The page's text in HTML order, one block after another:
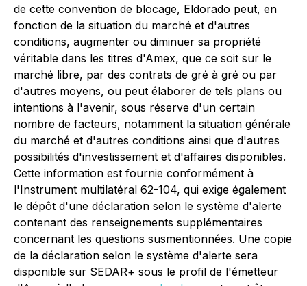
de cette convention de blocage, Eldorado peut, en
fonction de la situation du marché et d'autres
conditions, augmenter ou diminuer sa propriété
véritable dans les titres d'Amex, que ce soit sur le
marché libre, par des contrats de gré à gré ou par
d'autres moyens, ou peut élaborer de tels plans ou
intentions à l'avenir, sous réserve d'un certain
nombre de facteurs, notamment la situation générale
du marché et d'autres conditions ainsi que d'autres
possibilités d'investissement et d'affaires disponibles.
Cette information est fournie conformément à
l'Instrument multilatéral 62-104, qui exige également
le dépôt d'une déclaration selon le système d'alerte
contenant des renseignements supplémentaires
concernant les questions susmentionnées. Une copie
de la déclaration selon le système d'alerte sera
disponible sur SEDAR+ sous le profil de l'émetteur